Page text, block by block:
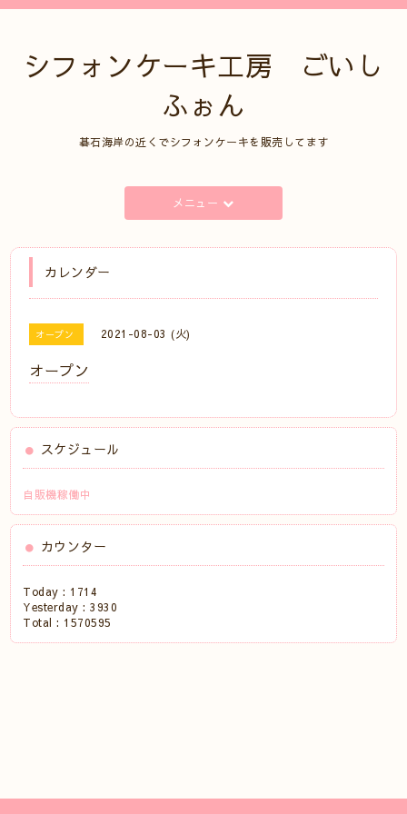
シフォンケーキ工房 ごいし
ふぉん
碁石海岸の近くでシフォンケーキを販売してます
メニュー
カレンダー
オープン 2021-08-03 (火)
オープン
スケジュール
自販機稼働中
カウンター
Today : 1714
Yesterday :3930
Total : 1570595